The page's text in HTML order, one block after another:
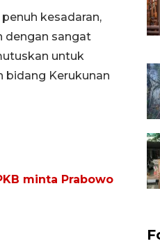
kesadaran,
dengan sangat
untuk
bidang Kerukunan
minta Prabowo